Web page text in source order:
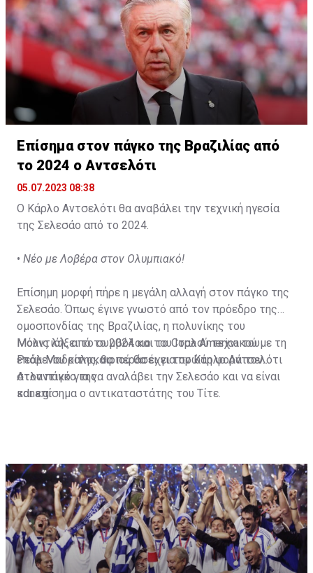
Επίσημα στον πάγκο της Βραζιλίας από
το 2024 ο Αντσελότι
05.07.2023 08:38
Ο Κάρλο Αντσελότι θα αναβάλει την τεχνική ηγεσία
της Σελεσάο από το 2024.
• Νέο με Λοβέρα στον Ολυμπιακό!
Επίσημη μορφή πήρε η μεγάλη αλλαγή στον πάγκο της
Σελεσάο. Όπως έγινε γνωστό από τον πρόεδρο της
ομοσπονδίας της Βραζιλίας, η πολυνίκης του
Μουντιάλ, από το 2024 και το Copa America του
επόμενου καλοκαιριού θα έχει τον Κάρλο Αντσελότι
στον πάγκο της.
Μόλις λήξει το συμβόλαιο του Ιταλού τεχνικού με τη
Ρεάλ Μαδρίτης, θα περάσει για πρώτη φορά τον
Ατλαντικό για να αναλάβει την Σελεσάο και να είναι
και επίσημα ο αντικαταστάτης του Τίτε.
sdna.gr